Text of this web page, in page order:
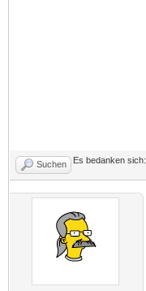
Suchen Es bedanken sich: